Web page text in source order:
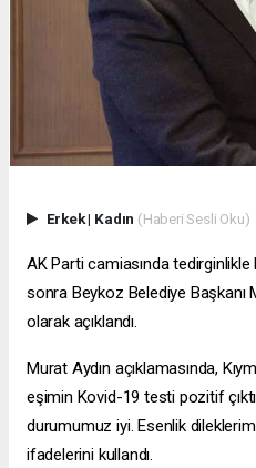
Erkek| Kadın (Haberi Sesli Oku)
AK Parti camiasında
sonra Beykoz Belediye Başkanı
olarak açıklandı.
Murat Aydın açıklamasında,
eşimin Kovid-19 testi pozitif
durumumuz iyi. Esenlik
ifadelerini kullandı.